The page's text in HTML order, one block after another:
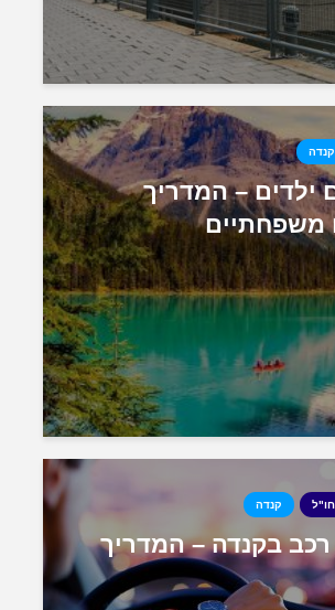
קנדה
ילדים – המדריך
משפחתיים
קנדה
בקנדה – המדריך